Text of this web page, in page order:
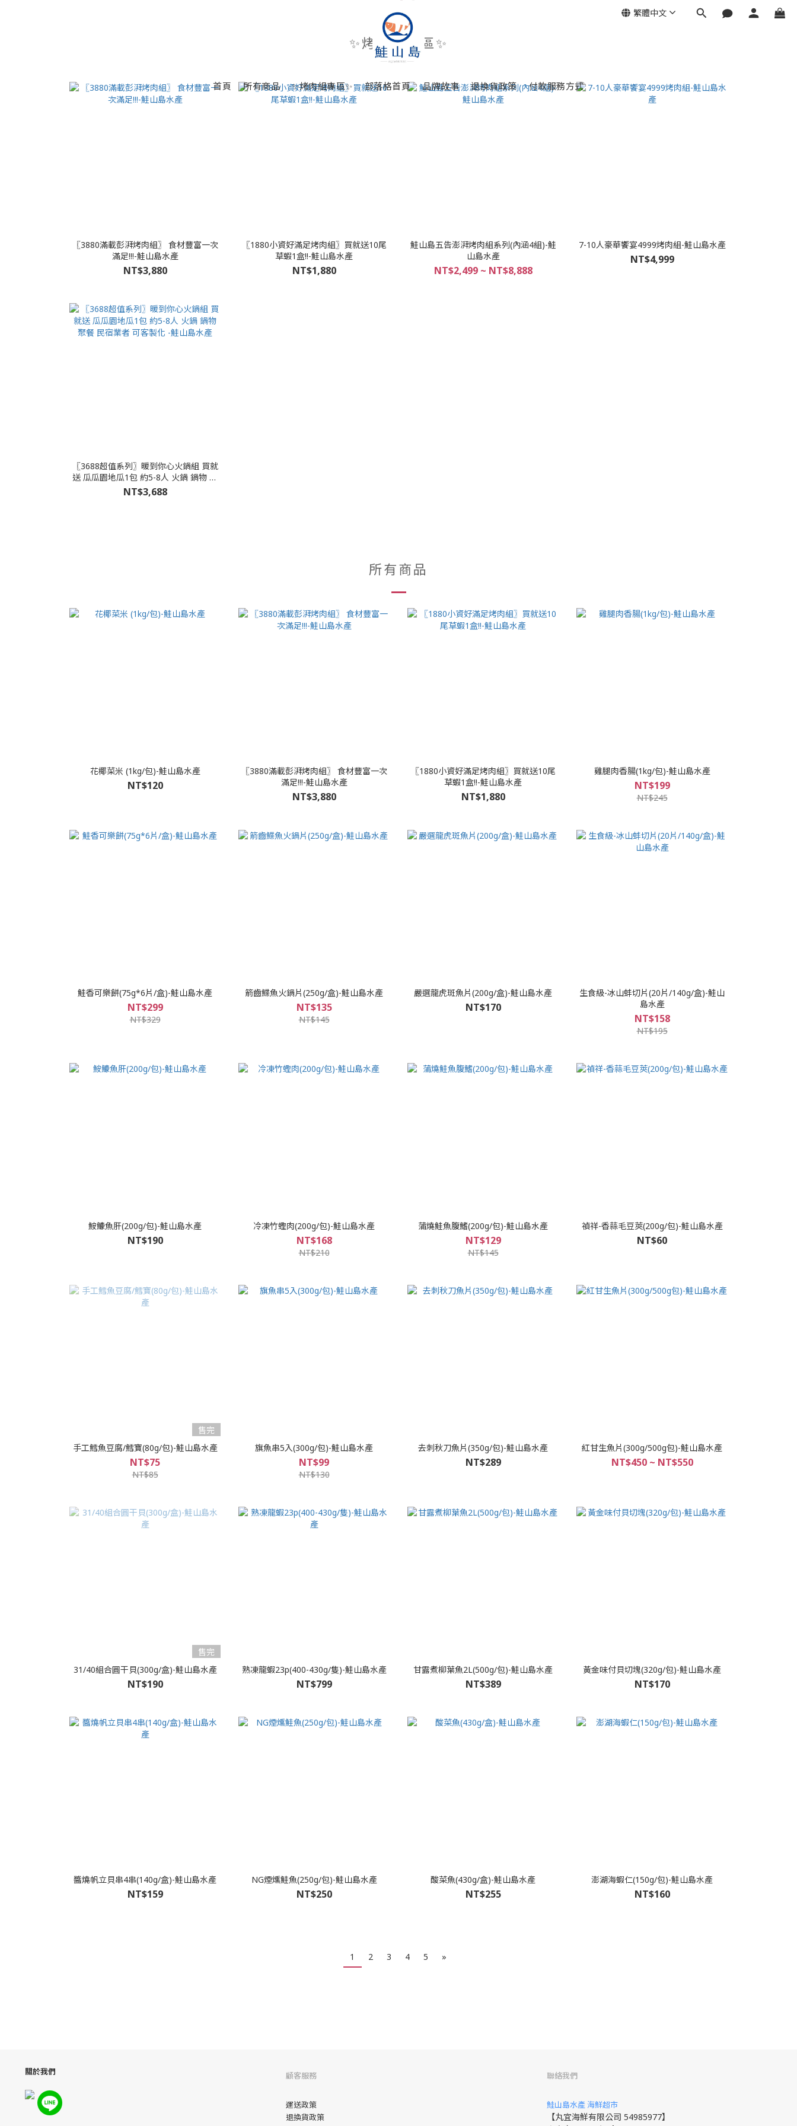
首頁 所有商品 ✨烤肉組專區✨ 部落格首頁 品牌故事 退換貨政策 付款服務方式
繁體中文
✨烤肉組專區✨
〖3880滿載彭湃烤肉組〗 食材豐富一次
滿足!!!-鮭山島水產
NT$3,880
〖1880小資好滿足烤肉組〗買就送10尾
草蝦1盒!!-鮭山島水產
NT$1,880
鮭山島五告澎湃烤肉組系列(內涵4組)-鮭
山島水產
NT$2,499 ~ NT$8,888
7-10人豪華饗宴4999烤肉組-鮭山島水產
NT$4,999
〖3688超值系列〗暖到你心火鍋組 買就
送 瓜瓜園地瓜1包 約5-8人 火鍋 鍋物 聚
餐 民宿業者 可客製化 -鮭山島水產
NT$3,688
所有商品
花椰菜米 (1kg/包)-鮭山島水產
NT$120
〖3880滿載彭湃烤肉組〗 食材豐富一次
滿足!!!-鮭山島水產
NT$3,880
〖1880小資好滿足烤肉組〗買就送10尾
草蝦1盒!!-鮭山島水產
NT$1,880
雞腿肉香腸(1kg/包)-鮭山島水產
NT$199
NT$245
鮭香可樂餅(75g*6片/盒)-鮭山島水產
NT$299
NT$329
箭齒鰈魚火鍋片(250g/盒)-鮭山島水產
NT$135
NT$145
嚴選龍虎斑魚片(200g/盒)-鮭山島水產
NT$170
生食級-冰山蚌切片(20片/140g/盒)-鮭山
島水產
NT$158
NT$195
鮟鱇魚肝(200g/包)-鮭山島水產
NT$190
冷凍竹蟶肉(200g/包)-鮭山島水產
NT$168
NT$210
蒲燒鮭魚腹鰭(200g/包)-鮭山島水產
NT$129
NT$145
禎祥-香蒜毛豆莢(200g/包)-鮭山島水產
NT$60
售完
手工鱈魚豆腐/鱈寶(80g/包)-鮭山島水產
NT$75
NT$85
旗魚串5入(300g/包)-鮭山島水產
NT$99
NT$130
去刺秋刀魚片(350g/包)-鮭山島水產
NT$289
紅甘生魚片(300g/500g包)-鮭山島水產
NT$450 ~ NT$550
售完
31/40組合圓干貝(300g/盒)-鮭山島水產
NT$190
熟凍龍蝦23p(400-430g/隻)-鮭山島水產
NT$799
甘露煮柳葉魚2L(500g/包)-鮭山島水產
NT$389
黃金味付貝切塊(320g/包)-鮭山島水產
NT$170
醬燒帆立貝串4串(140g/盒)-鮭山島水產
NT$159
NG煙燻鮭魚(250g/包)-鮭山島水產
NT$250
酸菜魚(430g/盒)-鮭山島水產
NT$255
澎湖海蝦仁(150g/包)-鮭山島水產
NT$160
1 2 3 4 5 »
關於我們 顧客服務
運送政策
退換貨政策
聯絡我們
鮭山島水產 海鮮超市
【丸宜海鮮有限公司 54985977】